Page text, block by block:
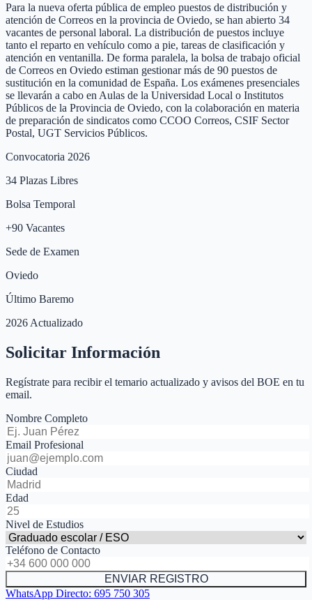
Para la nueva oferta pública de empleo puestos de distribución y
atención de Correos en la provincia de Oviedo, se han abierto 34
vacantes de personal laboral. La distribución de puestos incluye
tanto el reparto en vehículo como a pie, tareas de clasificación y
atención en ventanilla. De forma paralela, la bolsa de trabajo oficial
de Correos en Oviedo estiman gestionar más de 90 puestos de
sustitución en la comunidad de España. Los exámenes presenciales
se llevarán a cabo en Aulas de la Universidad Local o Institutos
Públicos de la Provincia de Oviedo, con la colaboración en materia
de preparación de sindicatos como CCOO Correos, CSIF Sector
Postal, UGT Servicios Públicos.
Convocatoria 2026
34 Plazas Libres
Bolsa Temporal
+90 Vacantes
Sede de Examen
Oviedo
Último Baremo
2026 Actualizado
Solicitar Información
Regístrate para recibir el temario actualizado y avisos del BOE en tu
email.
Nombre Completo
Email Profesional
Ciudad
Edad
Nivel de Estudios
Teléfono de Contacto
ENVIAR REGISTRO
WhatsApp Directo: 695 750 305